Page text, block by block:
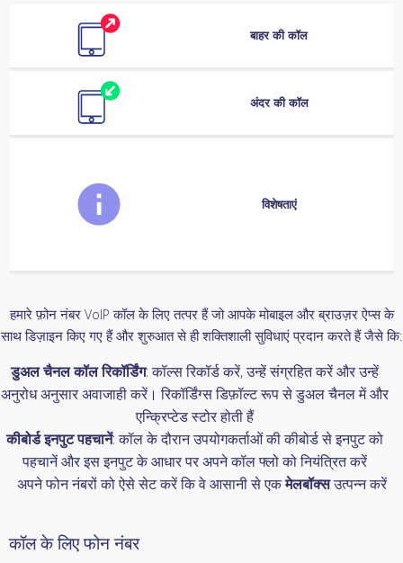
बाहर की कॉल
अंदर की कॉल
विशेषताएं
हमारे फ़ोन नंबर VoIP कॉल के लिए तत्पर हैं जो आपके मोबाइल और ब्राउज़र ऐप्स के
साथ डिज़ाइन किए गए हैं और शुरुआत से ही शक्तिशाली सुविधाएं प्रदान करते हैं जैसे कि:
डुअल चैनल कॉल रिकॉर्डिंग: कॉल्स रिकॉर्ड करें, उन्हें संग्रहित करें और उन्हें
अनुरोध अनुसार अवाजाही करें। रिकॉर्डिंग्स डिफ़ॉल्ट रूप से डुअल चैनल में और
एन्क्रिप्टेड स्टोर होती हैं
कीबोर्ड इनपुट पहचानें: कॉल के दौरान उपयोगकर्ताओं की कीबोर्ड से इनपुट को
पहचानें और इस इनपुट के आधार पर अपने कॉल फ्लो को नियंत्रित करें
अपने फोन नंबरों को ऐसे सेट करें कि वे आसानी से एकमेलबॉक्सउत्पन्न करें
कॉल के लिए फोन नंबर